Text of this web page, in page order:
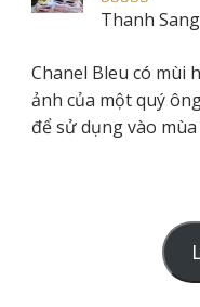
Rated5out
Thanh Sang
Chanel Bleu có mùi
ảnh của một quý
để sử dụng vào